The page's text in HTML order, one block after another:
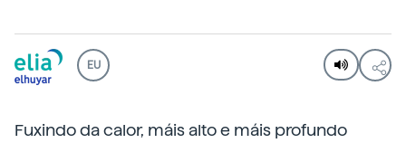
EU
Fuxindo da calor, máis alto e máis profundo